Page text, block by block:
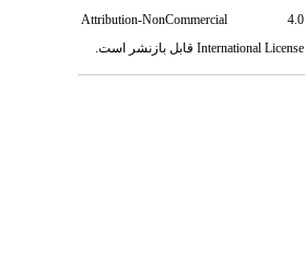
Attribution-NonCommercial 4.0
International License قابل بازنشر است.